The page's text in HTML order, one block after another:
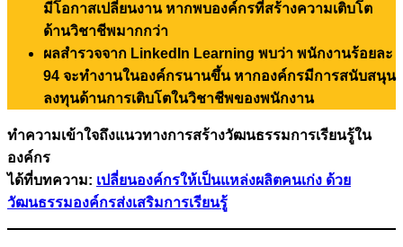
มีโอกาสเปลี่ยนงาน หากพบองค์กรที่สร้างความเติบโต
ด้านวิชาชีพมากกว่า
ผลสำรวจจาก LinkedIn Learning พบว่า พนักงานร้อยละ
94 จะทำงานในองค์กรนานขึ้น หากองค์กรมีการสนับสนุน
ลงทุนด้านการเติบโตในวิชาชีพของพนักงาน
ทำความเข้าใจถึงแนวทางการสร้างวัฒนธรรมการเรียนรู้ใน
องค์กร
ได้ที่บทความ: เปลี่ยนองค์กรให้เป็นแหล่งผลิตคนเก่ง ด้วย
วัฒนธรรมองค์กรส่งเสริมการเรียนรู้